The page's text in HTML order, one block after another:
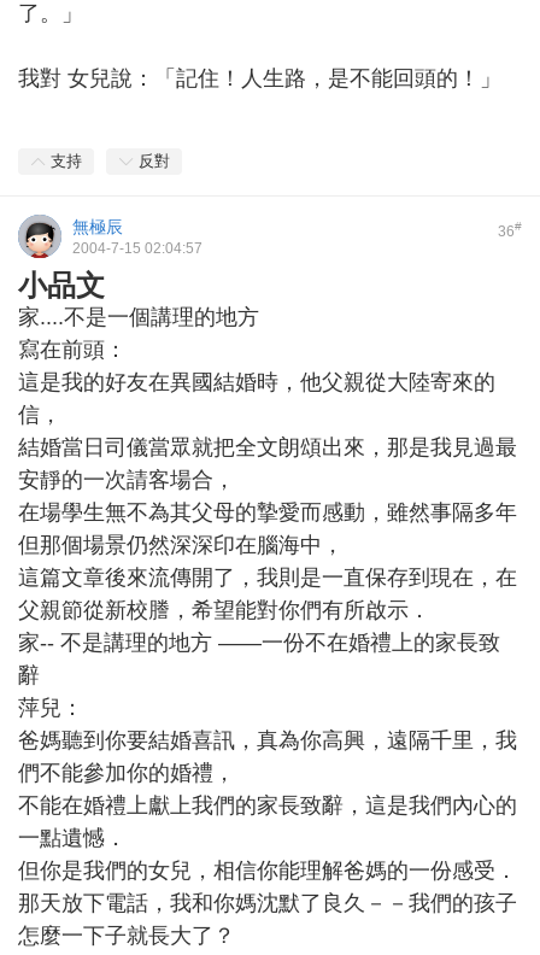
了。」
我對 女兒說：「記住！人生路，是不能回頭的！」
支持 反對
36#
無極辰
2004-7-15 02:04:57
小品文
家....不是一個講理的地方
寫在前頭：
這是我的好友在異國結婚時，他父親從大陸寄來的
信，
結婚當日司儀當眾就把全文朗頌出來，那是我見過最
安靜的一次請客場合，
在場學生無不為其父母的摯愛而感動，雖然事隔多年
但那個場景仍然深深印在腦海中，
這篇文章後來流傳開了，我則是一直保存到現在，在
父親節從新校謄，希望能對你們有所啟示．
家-- 不是講理的地方 ——一份不在婚禮上的家長致
辭
萍兒：
爸媽聽到你要結婚喜訊，真為你高興，遠隔千里，我
們不能參加你的婚禮，
不能在婚禮上獻上我們的家長致辭，這是我們內心的
一點遺憾．
但你是我們的女兒，相信你能理解爸媽的一份感受．
那天放下電話，我和你媽沈默了良久－－我們的孩子
怎麼一下子就長大了？